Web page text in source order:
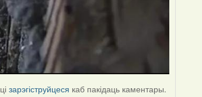
цізарэгіструйцеся каб пакідаць каментары.